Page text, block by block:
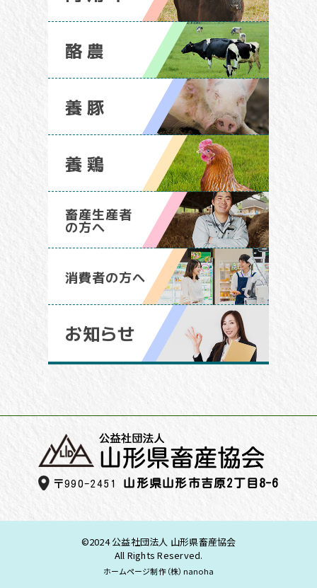
酪農
養豚
養鶏
畜産生産者
の方へ
消費者の方へ
お知らせ
〒990-2451 山形県山形市吉原2丁目8-6
©2024 公益社団法人 山形県畜産協会
All Rights Reserved.
ホームページ制作（株）nanoha